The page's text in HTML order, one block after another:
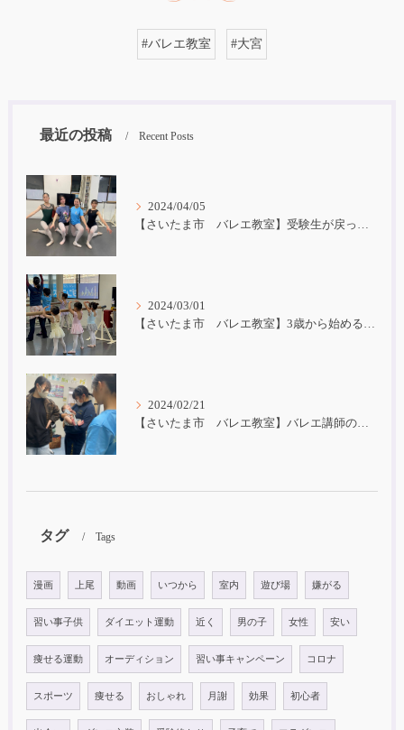
#バレエ教室 #大宮
最近の投稿 Recent Posts
2024/04/05
【さいたま市 バレエ教室】受験生が戻ってきました！
2024/03/01
【さいたま市 バレエ教室】3歳から始めるバレエ
2024/02/21
【さいたま市 バレエ教室】バレエ講師の子育て
タグ Tags
漫画 上尾 動画 いつから 室内 遊び場 嫌がる
習い事子供 ダイエット運動 近く 男の子 女性 安い
痩せる運動 オーディション 習い事キャンペーン コロナ
スポーツ 痩せる おしゃれ 月謝 効果 初心者